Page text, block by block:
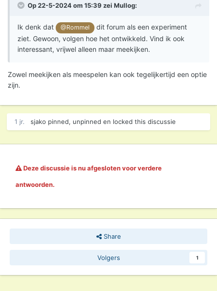
Op 22-5-2024 om 15:39 zei Mullog:
Ik denk dat @Rommel
dit forum als een experiment
ziet. Gewoon, volgen hoe het ontwikkeld. Vind ik ook
interessant, vrijwel alleen maar meekijken.
Zowel meekijken als meespelen kan ook tegelijkertijd een optie
zijn.
1 jr. sjako pinned, unpinned en locked this discussie
Deze discussie is nu afgesloten voor verdere
antwoorden.
Share
Volgers 1